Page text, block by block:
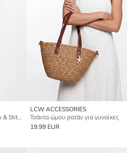
Τσάντα για Ψώνια με Εκτύπωση Lilo & Stitch
LCW ACCESSORIES
Τσάντα ώμου ρατάν για γυναίκες
19.99 EUR